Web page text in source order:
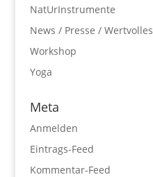
NatUrInstrumente
News / Presse / Wertvolles
Workshop
Yoga
Meta
Anmelden
Eintrags-Feed
Kommentar-Feed